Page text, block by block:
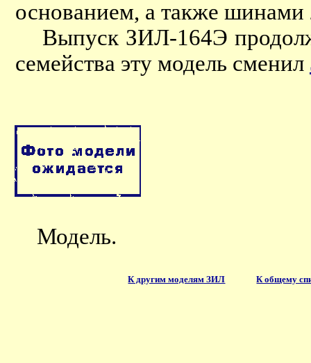
основанием, а также
Выпуск ЗИЛ-164Э
семейства эту модель сменил
Модель.
К другим моделям ЗИЛ К общему